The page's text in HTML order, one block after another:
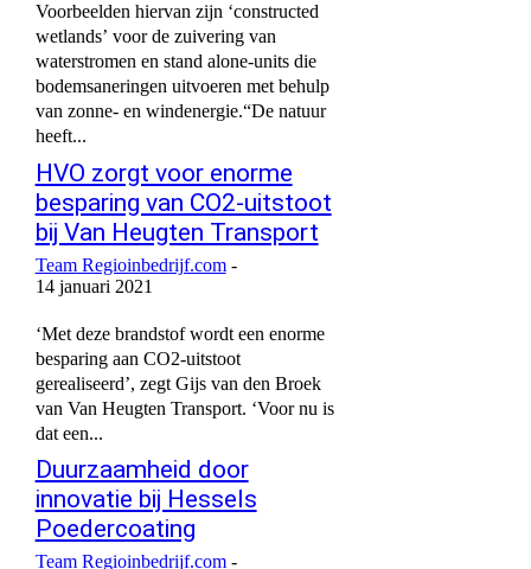
Voorbeelden hiervan zijn ‘constructed
wetlands’ voor de zuivering van
waterstromen en stand alone-units die
bodemsaneringen uitvoeren met behulp
van zonne- en windenergie.“De natuur
heeft...
HVO zorgt voor enorme
besparing van CO2-uitstoot
bij Van Heugten Transport
Team Regioinbedrijf.com -
14 januari 2021
‘Met deze brandstof wordt een enorme
besparing aan CO2-uitstoot
gerealiseerd’, zegt Gijs van den Broek
van Van Heugten Transport. ‘Voor nu is
dat een...
Duurzaamheid door
innovatie bij Hessels
Poedercoating
Team Regioinbedrijf.com -